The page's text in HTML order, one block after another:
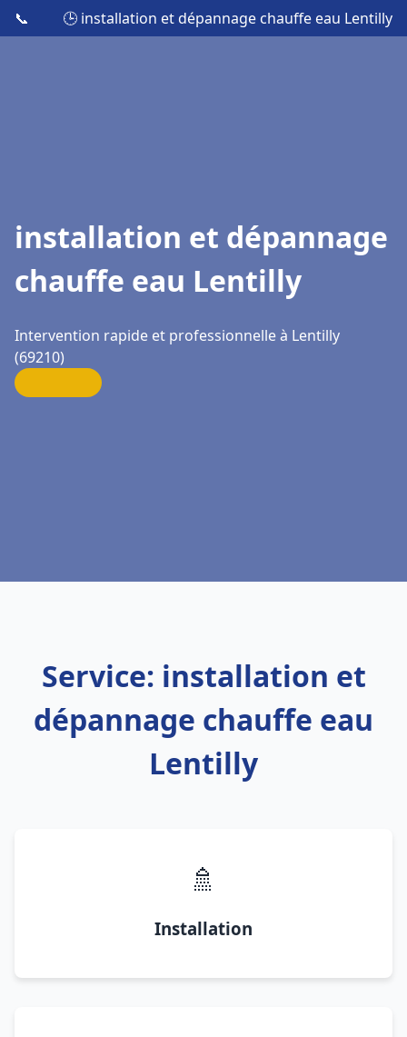
📞 🕒 installation et dépannage chauffe eau Lentilly
installation et dépannage
chauffe eau Lentilly
Intervention rapide et professionnelle à Lentilly
(69210)
Service: installation et
dépannage chauffe eau
Lentilly
🚿
Installation